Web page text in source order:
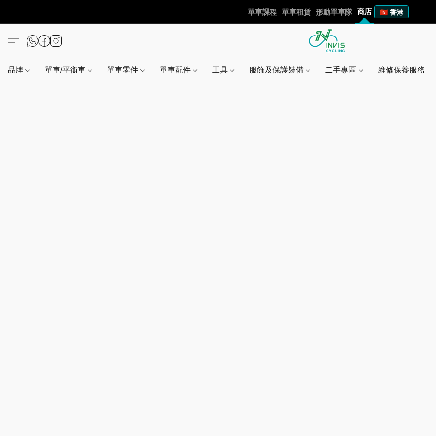
單車課程 單車租賃 形動單車隊 商店 🇭🇰 香港
品牌 單車/平衡車 單車零件 單車配件 工具 服飾及保護裝備 二手專區 維修保養服務